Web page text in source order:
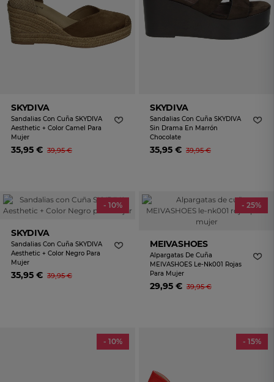
SKYDIVA
Sandalias Con Cuña SKYDIVA
Aesthetic + Color Camel Para
Mujer
35,95 € 39,95 €
SKYDIVA
Sandalias Con Cuña SKYDIVA
Sin Drama En Marrón
Chocolate
35,95 € 39,95 €
- 10%
SKYDIVA
Sandalias Con Cuña SKYDIVA
Aesthetic + Color Negro Para
Mujer
35,95 € 39,95 €
- 25%
MEIVASHOES
Alpargatas De Cuña
MEIVASHOES Le-Nk001 Rojas
Para Mujer
29,95 € 39,95 €
- 10% - 15%